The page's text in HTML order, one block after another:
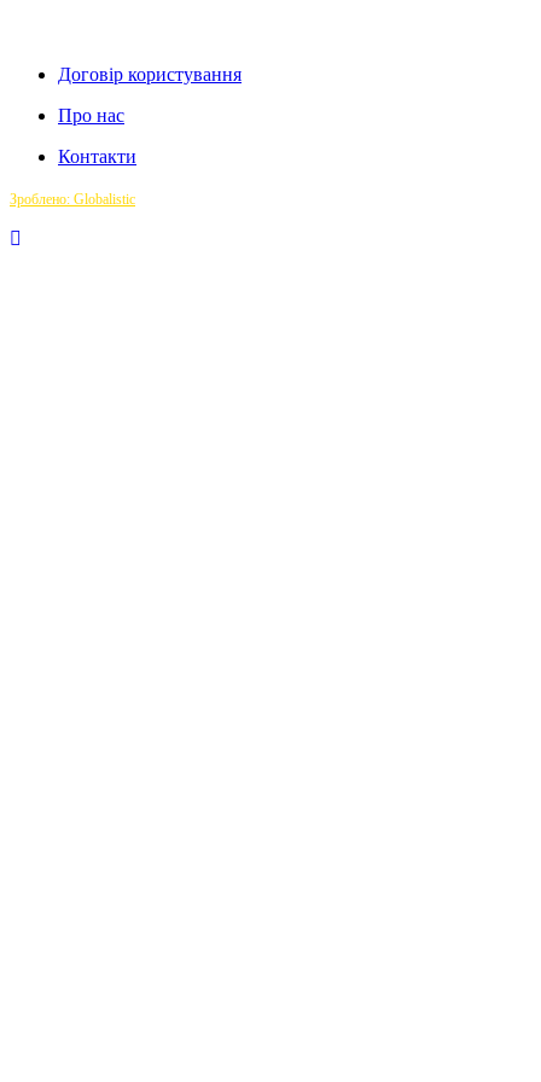
Договір користування
Про нас
Контакти
Зроблено: Globalistic